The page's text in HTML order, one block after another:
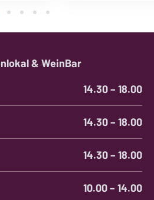
& WeinBar
14.30 – 18.00
14.30 – 18.00
14.30 – 18.00
10.00 – 14.00